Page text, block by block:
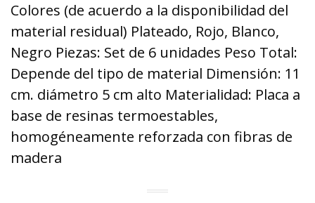
Colores (de acuerdo a la disponibilidad del
material residual) Plateado, Rojo, Blanco,
Negro Piezas: Set de 6 unidades Peso Total:
Depende del tipo de material Dimensión: 11
cm. diámetro 5 cm alto Materialidad: Placa a
base de resinas termoestables,
homogéneamente reforzada con fibras de
madera